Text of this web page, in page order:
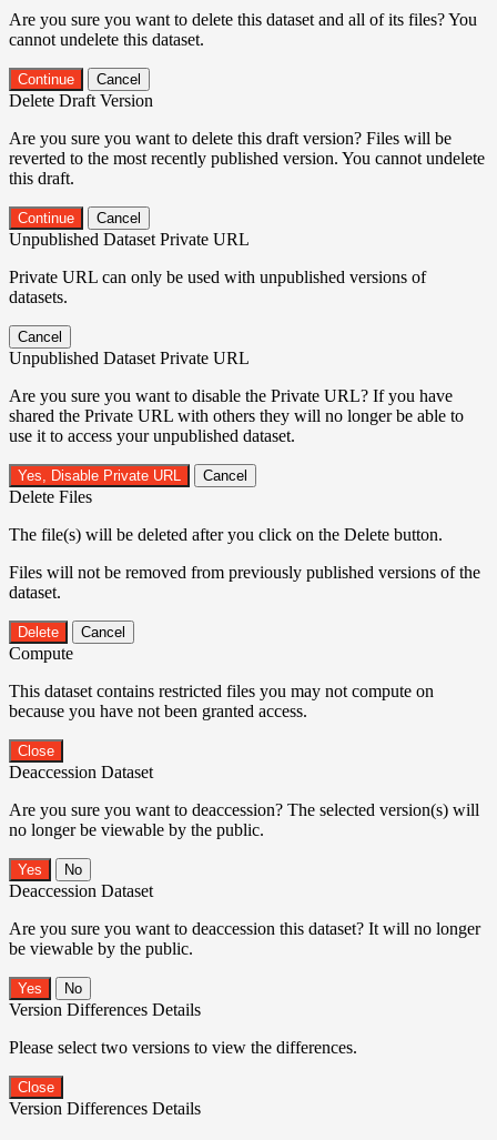
Are you sure you want to delete this dataset and all of its files? You
cannot undelete this dataset.
Continue Cancel
Delete Draft Version
Are you sure you want to delete this draft version? Files will be
reverted to the most recently published version. You cannot undelete
this draft.
Continue Cancel
Unpublished Dataset Private URL
Private URL can only be used with unpublished versions of
datasets.
Cancel
Unpublished Dataset Private URL
Are you sure you want to disable the Private URL? If you have
shared the Private URL with others they will no longer be able to
use it to access your unpublished dataset.
Yes, Disable Private URL Cancel
Delete Files
The file(s) will be deleted after you click on the Delete button.
Files will not be removed from previously published versions of the
dataset.
Delete Cancel
Compute
This dataset contains restricted files you may not compute on
because you have not been granted access.
Close
Deaccession Dataset
Are you sure you want to deaccession? The selected version(s) will
no longer be viewable by the public.
No
Deaccession Dataset
Are you sure you want to deaccession this dataset? It will no longer
be viewable by the public.
No
Version Differences Details
Please select two versions to view the differences.
Close
Version Differences Details